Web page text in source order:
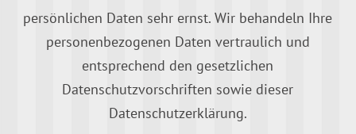
persönlichen Daten sehr ernst. Wir behandeln Ihre
personenbezogenen Daten vertraulich und
entsprechend den gesetzlichen
Datenschutzvorschriften sowie dieser
Datenschutzerklärung.